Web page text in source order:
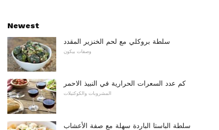
Newest
سلطة بروكلي مع لحم الخنزير المقدد
وصفات بيكون
كم عدد السعرات الحرارية في النبيذ الاحمر
المشروبات والكوكتيلات
سلطة الباستا الباردة سهلة مع صفة الأعشاب